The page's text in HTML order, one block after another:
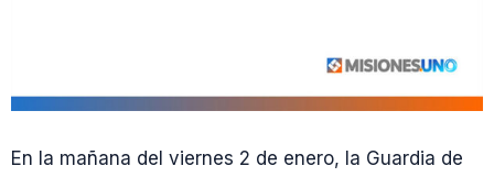
En la mañana del viernes 2 de enero, la Guardia de